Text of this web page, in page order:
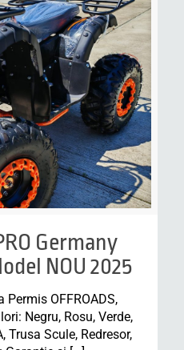
Germany
NOU 2025
OFFROADS,
Negru, Rosu, Verde,
Trusa Scule, Redresor,